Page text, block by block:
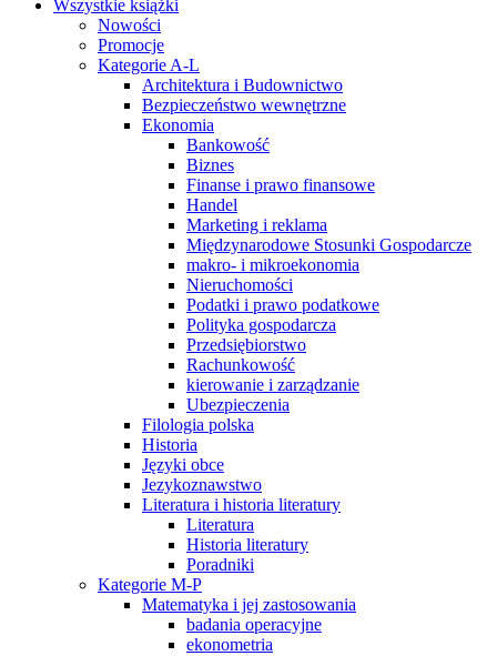
Wszystkie książki
Nowości
Promocje
Kategorie A-L
Architektura i Budownictwo
Bezpieczeństwo wewnętrzne
Ekonomia
Bankowość
Biznes
Finanse i prawo finansowe
Handel
Marketing i reklama
Międzynarodowe Stosunki Gospodarcze
makro- i mikroekonomia
Nieruchomości
Podatki i prawo podatkowe
Polityka gospodarcza
Przedsiębiorstwo
Rachunkowość
kierowanie i zarządzanie
Ubezpieczenia
Filologia polska
Historia
Języki obce
Jezykoznawstwo
Literatura i historia literatury
Literatura
Historia literatury
Poradniki
Kategorie M-P
Matematyka i jej zastosowania
badania operacyjne
ekonometria